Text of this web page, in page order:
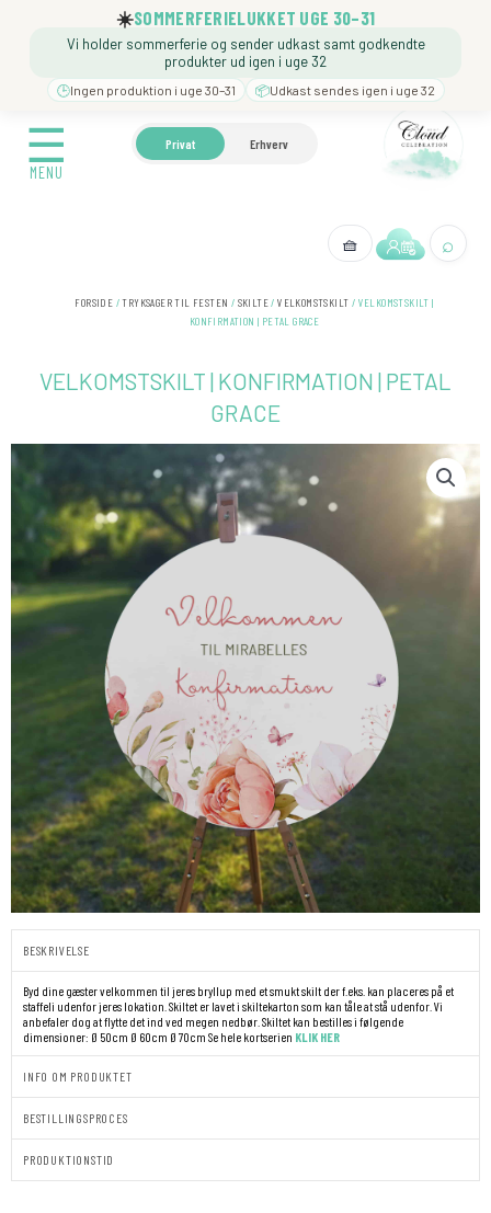
☀️SOMMERFERIELUKKET UGE 30–31
Vi holder sommerferie og sender udkast samt godkendte
produkter ud igen i uge 32
🕒Ingen produktion i uge 30–31 📦Udkast sendes igen i uge 32
☰
MENU
Privat Erhverv
🧺 ⌕
☰
MENU
🍼 BARNEDÅB ❓️ BESØG
FORSIDE /TRYKSAGER TIL FESTEN / SKILTE/VELKOMSTSKILT / VELKOMSTSKILT |
KONFIRMATION | PETAL GRACE
VELKOMSTSKILT | KONFIRMATION | PETAL
GRACE
BESKRIVELSE
Byd dine gæster velkommen til jeres bryllup med et smukt skilt der f.eks. kan placeres på et
staffeli udenfor jeres lokation. Skiltet er lavet i skiltekarton som kan tåle at stå udenfor. Vi
anbefaler dog at flytte det ind ved megen nedbør. Skiltet kan bestilles i følgende
dimensioner: Ø 50cm Ø 60cm Ø 70cm Se hele kortserien KLIK HER
INFO OM PRODUKTET
BESTILLINGSPROCES
PRODUKTIONSTID